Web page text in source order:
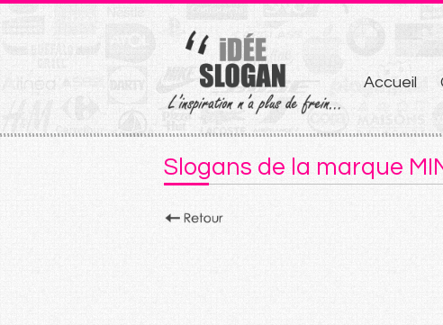
Aller
au
contenu
Accueil
Slogans de la marque